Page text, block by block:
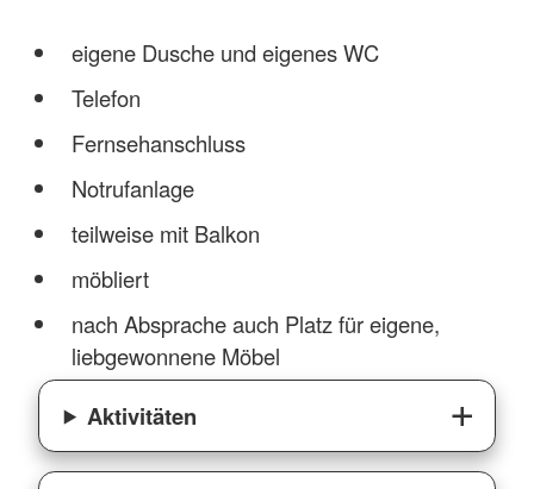
eigene Dusche und eigenes WC
Telefon
Fernsehanschluss
Notrufanlage
teilweise mit Balkon
möbliert
nach Absprache auch Platz für eigene,
liebgewonnene Möbel
Aktivitäten